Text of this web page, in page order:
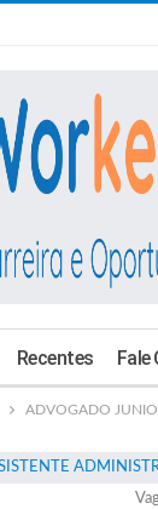
Recentes Fale
ADVOGADO